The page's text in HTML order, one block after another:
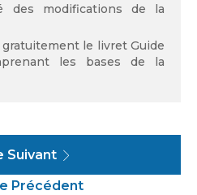
des modifications de la
le livret Guide
les bases de la
Précédent
Suivant